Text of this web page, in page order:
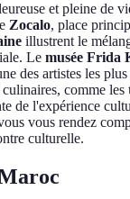
et pleine de
Zocalo, place
illustrent le
Le musée Frida
des artistes les
comme les
de l'expérience
vous rendez
culturelle.